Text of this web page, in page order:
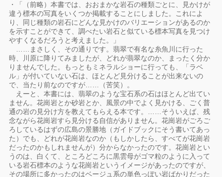
・「（前略）本書では、おおまかな岩石の種類ごとに、見かけが
違う標本の写真をいくつか掲載することにしました。これによ
り、同じ種類の岩石にどんな見かけのバリエーションがあるのか
を示すことができて、調べたい岩石と似ている標本写真を見つけ
やすくなるだろうと考えました。」
……まさしく、その通りです。翡翠で有名な糸魚川に行った
時、川原に降りてみましたが、どれが翡翠なのか、まったく分か
りませんでした。もっともミネラルショーに行っても、「ラベ
ル」が付いていない石は、ほとんど見分けることが出来ないの
で、当たり前なのですが……（苦笑）。
えーと、本書には、翡翠のような宝石系の石はほとんど出てい
ません。花崗岩とか砂岩とか、風景の中でよく見かける、ごく普
通の岩の見分け方を教えてもらえる本です。……そういえば、残
念ながら花崗岩すら見分ける自信がありません。花崗岩がごろご
ろしているはずの広島の景勝地（ガイドブックにそう書いてあっ
た）でも、どれが花崗岩なのか（もしかしたら、すべてが花崗岩
だったのかもしれませんが）分からなかったのです。花崗岩とい
うのは、白くて、ところどころに黒雲母がゴマ粒のように入って
いる岩石標本のような花崗岩というイメージがあったのですが、
その場所に多かったのはベージュ系の単色っぽい岩ばかりだった